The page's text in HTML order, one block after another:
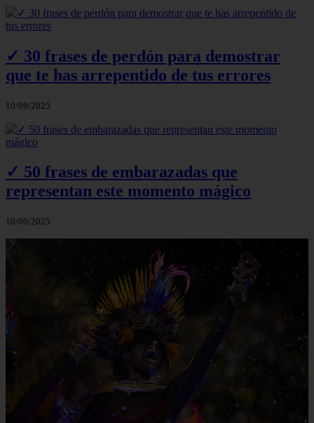
✓ 30 frases de perdón para demostrar
que te has arrepentido de tus errores
10/09/2025
✓ 50 frases de embarazadas que
representan este momento mágico
10/09/2025